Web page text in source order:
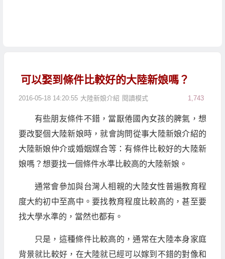
可以娶到條件比較好的大陸新娘嗎？
2016-05-18 14:20:55 大陸新娘介紹 1,743
閱讀模式
有些朋友條件不錯，當厭倦國內女孩的脾氣，想
要改娶個大陸新娘時，就會詢問從事大陸新娘介紹的
大陸新娘仲介或婚姻媒合等：有條件比較好的大陸新
娘嗎？想要找一個條件水準比較高的大陸新娘。
通常會參加與台灣人相親的大陸女性普遍教育程
度大約初中至高中。要找教育程度比較高的，甚至要
找大學水準的，當然也都有。
只是，這種條件比較高的，通常在大陸本身家庭
背景就比較好，在大陸就已經可以嫁到不錯的對像和